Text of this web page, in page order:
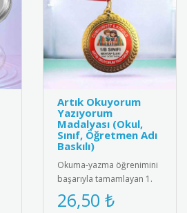
Artık Okuyorum
Yazıyorum
Madalyası (Okul,
Sınıf, Öğretmen Adı
Baskılı)
Okuma-yazma öğrenimini
başarıyla tamamlayan 1.
sınıf öğrencilerini tebrik
etmek için tasarlanmış
26,50 ₺